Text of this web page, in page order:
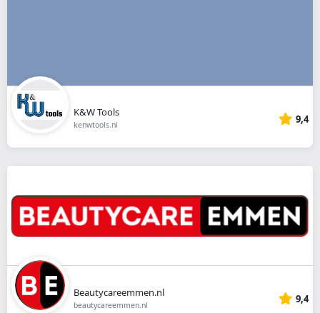
K&W Tools
kenwtools.nl 9,4
Beautycareemmen.nl
beautycareemmen.nl 9,4